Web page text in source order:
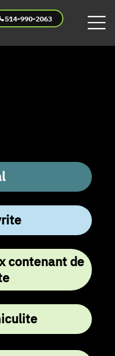
514-990-2063
contenant de